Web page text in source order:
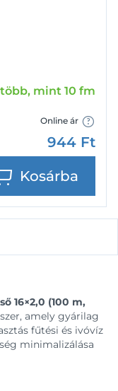
mint 10 fm
Online ár
944 Ft
Kosárba
16×2,0 (100 m,
amely gyárilag
fűtési és ivóvíz
minimalizálása